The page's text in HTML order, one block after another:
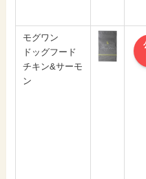
モグワン
ドッグフード
チキン&サーモ
ン